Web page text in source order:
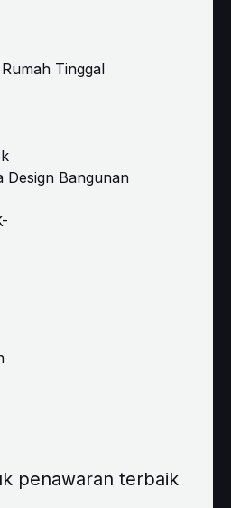
Tinggal
Design Bangunan
penawaran terbaik